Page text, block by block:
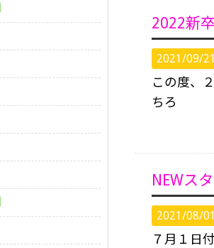
2022新
2021/09/21
この度、
ちろ
NEWス
2021/08/01
７月１日